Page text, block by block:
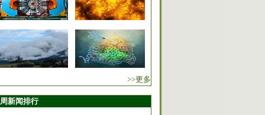
>>更多
新闻排行